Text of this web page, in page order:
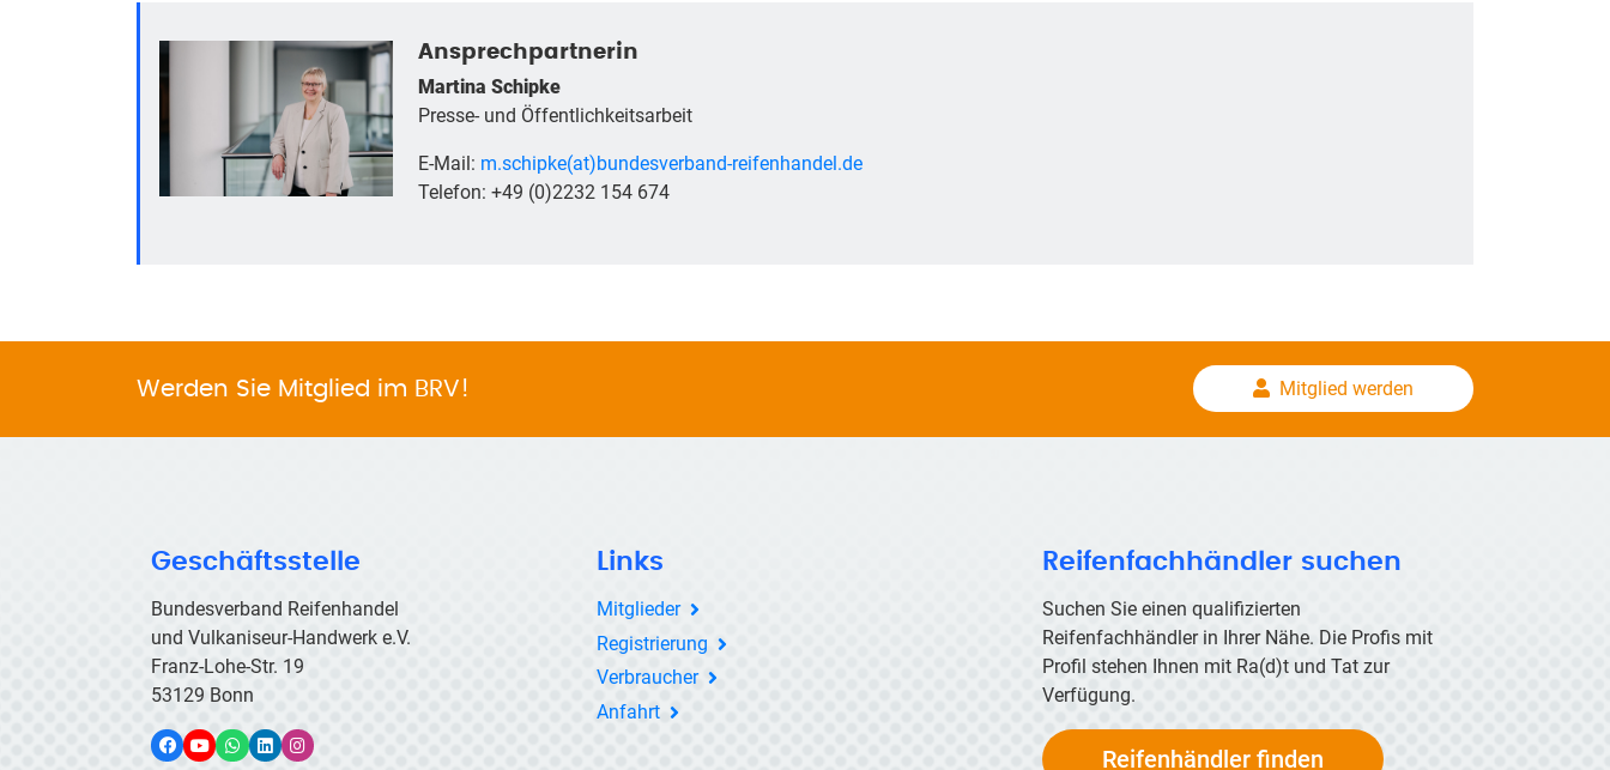
Ansprechpartnerin
Martina Schipke
Presse- und Öffentlichkeitsarbeit
E-Mail: m.schipke(at)bundesverband-reifenhandel.de
Telefon: +49 (0)2232 154 674
Werden Sie Mitglied im BRV! Mitglied werden
Geschäftsstelle
Bundesverband Reifenhandel
und Vulkaniseur-Handwerk e.V.
Franz-Lohe-Str. 19
53129 Bonn
FacebookYouTubeWhatsAppLinkedInInstagram
Links
Mitglieder
Registrierung
Verbraucher
Anfahrt
Reifenfachhändler suchen
Suchen Sie einen qualifizierten
Reifenfachhändler in Ihrer Nähe. Die Profis mit
Profil stehen Ihnen mit Ra(d)t und Tat zur
Verfügung.
Reifenhändler finden